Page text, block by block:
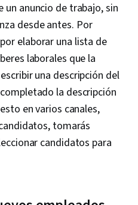
un anuncio de trabajo, sin
desde antes. Por
elaborar una lista de
laborales que la
una descripción del
la descripción
en varios canales,
tomarás
candidatos para